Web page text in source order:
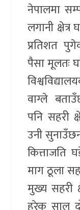
नेपालमा
लगानी
प्रतिशत
पैसा मूलतः
वाग्ले
पनि सहरी
उनी
कित्ताजति
माग ठूला
मुख्य सहरी